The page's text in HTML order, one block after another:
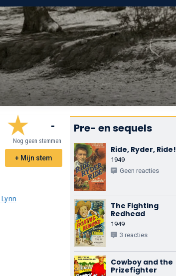
-
Nog geen stemmen
+ Mijn stem
Pre- en sequels
Ride, Ryder, Ride!
1949
Geen reacties
The Fighting
Redhead
1949
3 reacties
Cowboy and the
Prizefighter